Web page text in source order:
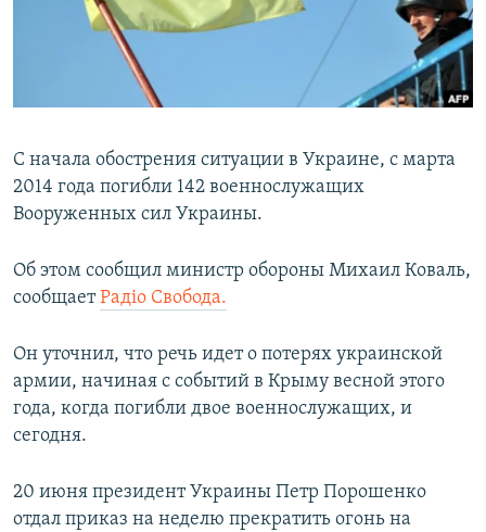
ПОБЕДИТЕЛЕЙ НЕ СУДЯТ?
КРЫМ.НЕПОКОРЕННЫЙ
ПРИСОЕДИНЯЙТЕСЬ!
Все сайты RFE/RL
С начала обострения ситуации в Украине, с марта
2014 года погибли 142 военнослужащих
Вооруженных сил Украины.
Об этом сообщил министр обороны Михаил Коваль,
сообщаетРадіо Свобода.
Он уточнил, что речь идет о потерях украинской
армии, начиная с событий в Крыму весной этого
года, когда погибли двое военнослужащих, и
сегодня.
20 июня президент Украины Петр Порошенко
отдал приказ на неделю прекратить огонь на